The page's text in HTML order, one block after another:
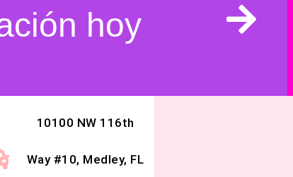
hoy
10100 NW 116th
Way #10, Medley, FL